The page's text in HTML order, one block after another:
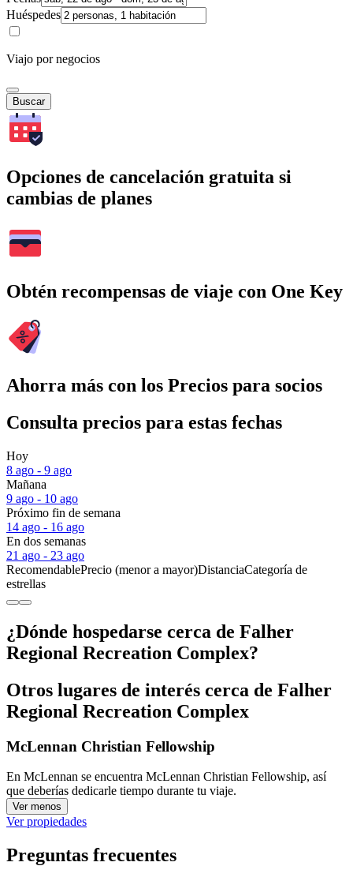
Huéspedes
Viajo por negocios
Buscar
Opciones de cancelación gratuita si
cambias de planes
Obtén recompensas de viaje con One Key
Ahorra más con los Precios para socios
Consulta precios para estas fechas
Hoy
8 ago - 9 ago
Mañana
9 ago - 10 ago
Próximo fin de semana
14 ago - 16 ago
En dos semanas
21 ago - 23 ago
RecomendablePrecio (menor a mayor)DistanciaCategoría de
estrellas
¿Dónde hospedarse cerca de Falher
Regional Recreation Complex?
Otros lugares de interés cerca de Falher
Regional Recreation Complex
McLennan Christian Fellowship
En McLennan se encuentra McLennan Christian Fellowship, así
que deberías dedicarle tiempo durante tu viaje.
Ver menos
Ver propiedades
Preguntas frecuentes